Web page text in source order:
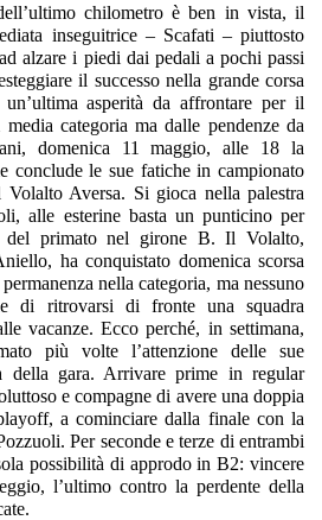
chilometro è ben in vista, il
inseguitrice – Scafati – piuttosto
alzare i piedi dai pedali a pochi passi
il successo nella grande corsa
un’ultima asperità da affrontare per il
categoria ma dalle pendenze da
domenica 11 maggio, alle 18 la
conclude le sue fatiche in campionato
Aversa. Si gioca nella palestra
alle esterine basta un punticino per
del primato nel girone B. Il Volalto,
ha conquistato domenica scorsa
nella categoria, ma nessuno
di ritrovarsi di fronte una squadra
vacanze. Ecco perché, in settimana,
più volte l’attenzione delle sue
della gara. Arrivare prime in regular
e compagne di avere una doppia
a cominciare dalla finale con la
Per seconde e terze di entrambi
possibilità di approdo in B2: vincere
l’ultimo contro la perdente della